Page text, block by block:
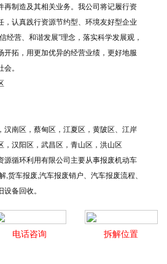
再制造及其相关业务。我公司将记履行资
，认真践行资源节约型、环境友好型企业
经营、和谐发展”理念，落实科学发展观，
开拓，用更加优异的经营业绩，更好地服
。
汉南区，蔡甸区，江夏区，黄陂区、江岸
，汉阳区，武昌区，青山区，洪山区
源循环利用有限公司主要从事报废机动车
,货车报废,汽车报废销户、汽车报废流程、
备回收。
拆解位置
电话咨询